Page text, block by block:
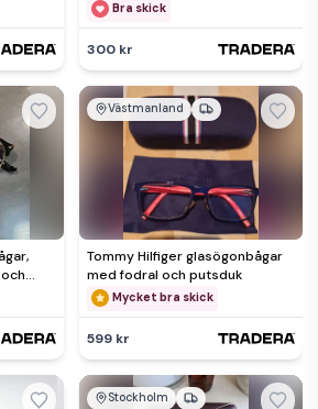
Bra skick
300 kr
Västmanland
Tommy Hilfiger glasögonbågar
med fodral och putsduk
Mycket bra skick
599 kr
Stockholm